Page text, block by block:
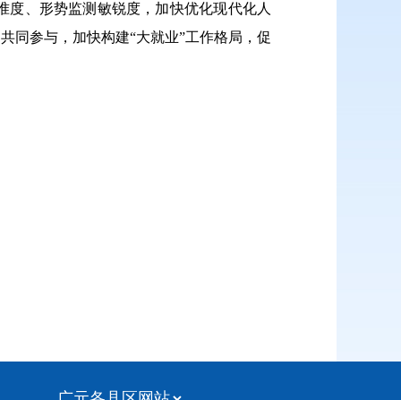
、形势监测敏锐度，加快优化现代化人
同参与，加快构建“大就业”工作格局，促